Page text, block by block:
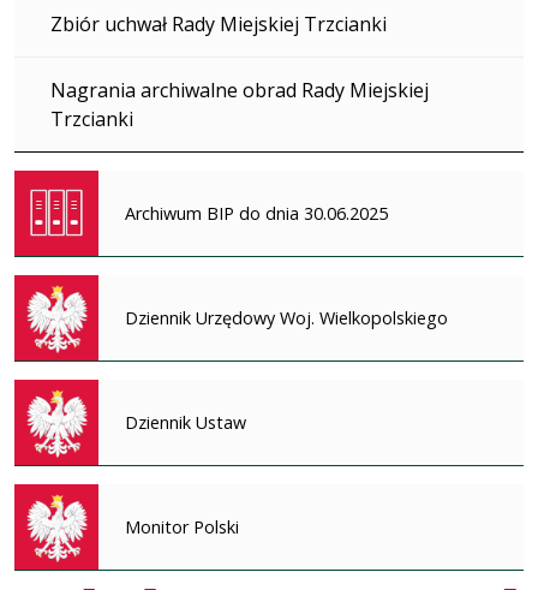
Zbiór uchwał Rady Miejskiej Trzcianki
Nagrania archiwalne obrad Rady Miejskiej
Trzcianki
Archiwum BIP do dnia 30.06.2025
Dziennik Urzędowy Woj. Wielkopolskiego
Dziennik Ustaw
Monitor Polski